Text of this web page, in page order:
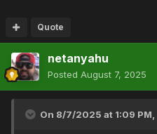
Quote
netanyahu
Posted August 7, 2025
On 8/7/2025 at 1:09 PM,